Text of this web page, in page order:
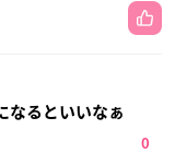
なるといいなぁ
0